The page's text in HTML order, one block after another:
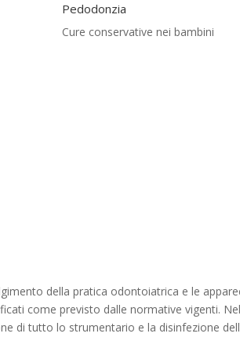
Pedodonzia
Cure conservative nei bambini
della pratica odontoiatrica e le
come previsto dalle normative vigenti.
di tutto lo strumentario e la disinfezione